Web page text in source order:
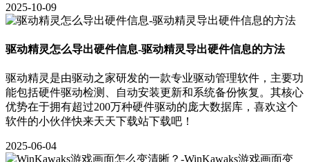
2025-10-09
驱动精灵怎么导出硬件信息-驱动精灵导出硬件信息的方法
驱动精灵是由驱动之家研发的一款专业驱动管理软件，主要功
能包括硬件驱动检测、自动安装更新和系统备份恢复。其核心
优势在于拥有超过200万种硬件驱动的庞大数据库，喜欢这个
软件的小伙伴快来天天下载站下载吧！
2025-06-04